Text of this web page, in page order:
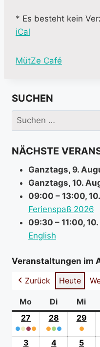
* Es besteht kein
iCal
M
e
i
n
o
a
o
t
MütZe Café
SUCHEN
Suchen
nach:
NÄCHSTE
Ganztags, 9.
Ganztags, 10.
09:00 – 13:00,
Ferienspaß 2026
09:30 – 11:00,
English
Veranstaltungen im
Zurück
Heute
Mo Montag
DiDienstag
Mi
27
Juli
●●●●
(4
28
Juli
●●●
(3
29
●
(1
3 44.
5